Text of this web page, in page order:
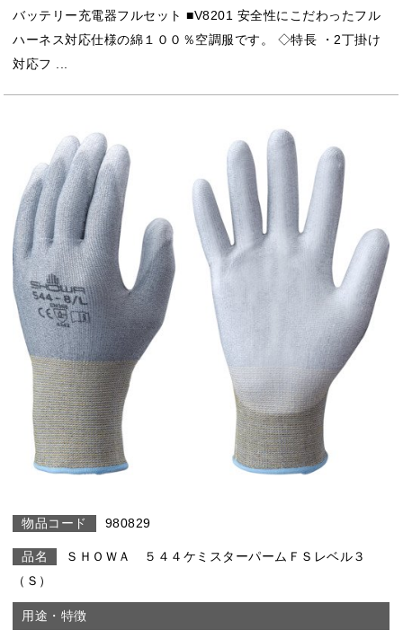
バッテリー充電器フルセット ■V8201 安全性にこだわったフル
ハーネス対応仕様の綿１００％空調服です。 ◇特長 ・2丁掛け
対応フ ...
980829
ＳＨＯＷＡ ５４４ケミスターパームＦＳレベル３
（Ｓ）